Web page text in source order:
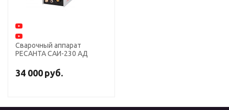
Сварочный аппарат
РЕСАНТА САИ-230 АД
34 000 руб.